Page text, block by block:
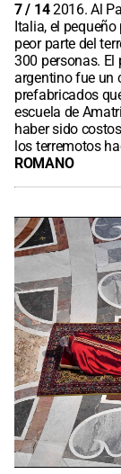
7/ 142016. Al
Italia, el
peor parte del
300 personas.
argentino fue un
prefabricados
escuela de
haber sido
los terremotos
ROMANO